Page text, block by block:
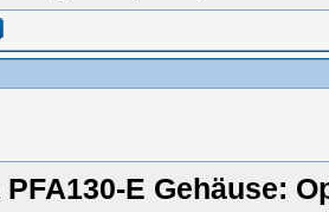
PFA130-E Gehäuse: